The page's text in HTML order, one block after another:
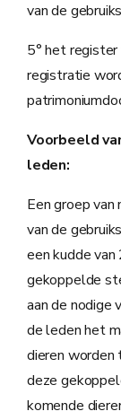
van de
5° het
registratie
Voorbeeld
leden:
Een groep
van de
een kudde
gekoppelde
aan de nodige
de leden het
dieren worden
deze
komende